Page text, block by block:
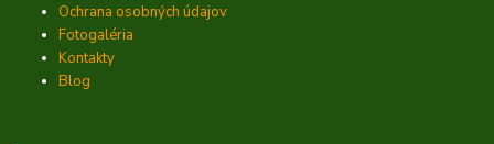
Ochrana osobných údajov
Fotogaléria
Kontakty
Blog